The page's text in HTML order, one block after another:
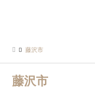
藤沢市
藤沢市